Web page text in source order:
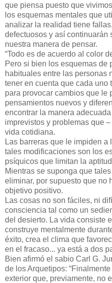
que piensa puesto que
los esquemas mentales que
analizar la realidad tiene
defectuosos y así
nuestra manera de pensar.
“Todo es de acuerdo al color
Pero si bien los esquemas de
habituales entre las personas
tener en cuenta que cada
para provocar cambios que le
pensamientos nuevos y
encontrar la manera
imprevistos y problemas que
vida cotidiana.
Las barreras que le impiden
tales modificaciones son los
psíquicos que limitan la
Mientras se suponga que
eliminar, por supuesto que no
objetivo positivo.
Las cosas no son fáciles, ni
consciencia tal como un
del desierto. La vida consiste
construye mentalmente
éxito, crea el clima que
en el fracaso... ya está a dos
Bien afirmó el sabio Carl G.
de los Arquetipos:
exterior que, previamente, no